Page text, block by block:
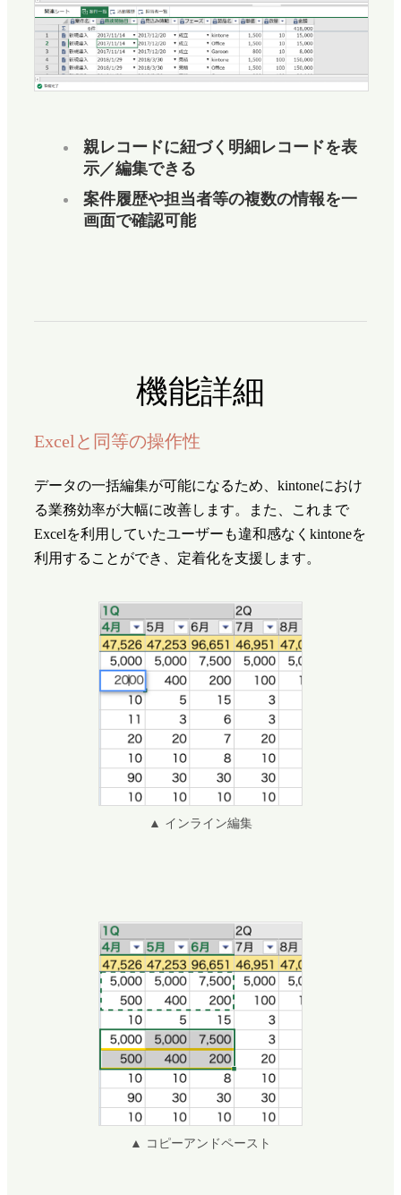
親レコードに紐づく明細レコードを表
示／編集できる
案件履歴や担当者等の複数の情報を一
画面で確認可能
機能詳細
Excelと同等の操作性
データの一括編集が可能になるため、kintoneにおけ
る業務効率が大幅に改善します。また、これまで
Excelを利用していたユーザーも違和感なくkintoneを
利用することができ、定着化を支援します。
▲ インライン編集
▲ コピーアンドペースト